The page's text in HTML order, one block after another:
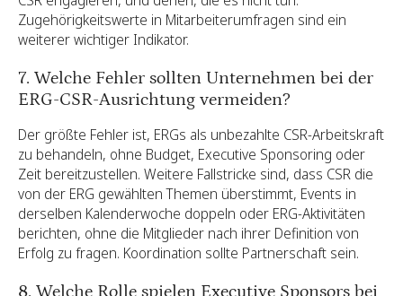
Zugehörigkeitswerte in Mitarbeiterumfragen sind ein
weiterer wichtiger Indikator.
7. Welche Fehler sollten Unternehmen bei der
ERG-CSR-Ausrichtung vermeiden?
Der größte Fehler ist, ERGs als unbezahlte CSR-Arbeitskraft
zu behandeln, ohne Budget, Executive Sponsoring oder
Zeit bereitzustellen. Weitere Fallstricke sind, dass CSR die
von der ERG gewählten Themen überstimmt, Events in
derselben Kalenderwoche doppeln oder ERG-Aktivitäten
berichten, ohne die Mitglieder nach ihrer Definition von
Erfolg zu fragen. Koordination sollte Partnerschaft sein.
8. Welche Rolle spielen Executive Sponsors bei